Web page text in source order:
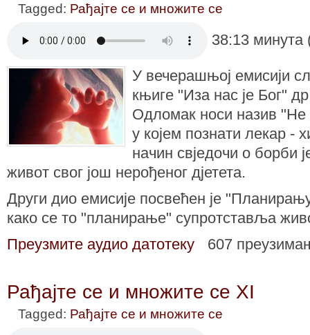
Tagged: Рађајте се и множите се
38:13
У вечерашњој емисији
књиге "Иза нас је Бог"
Одломак носи назив "Не
у којем познати лекар -
начин свједочи о борби
живот свог још нерођеног дјетета.
Други дио емисије посвећен је
како се то "планирање" супротставља
Преузмите аудио датотеку
607
Рађајте се и множите се XI
Tagged: Рађајте се и множите се